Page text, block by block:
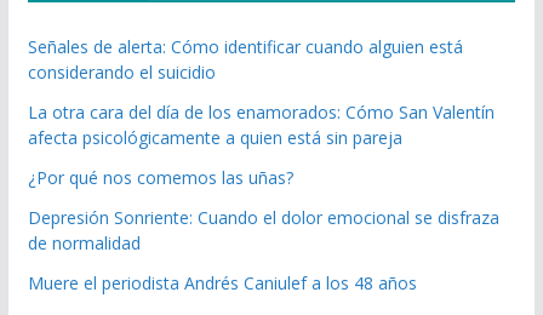
Señales de alerta: Cómo identificar cuando alguien está
considerando el suicidio
La otra cara del día de los enamorados: Cómo San Valentín
afecta psicológicamente a quien está sin pareja
¿Por qué nos comemos las uñas?
Depresión Sonriente: Cuando el dolor emocional se disfraza
de normalidad
Muere el periodista Andrés Caniulef a los 48 años